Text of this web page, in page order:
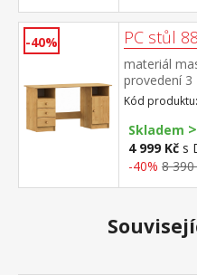
-40% PC stůl
materiál
provedení 3
skříňka s
× 30,7 ×
Kód
Skladem >
4 999 Kč s
-40% 8